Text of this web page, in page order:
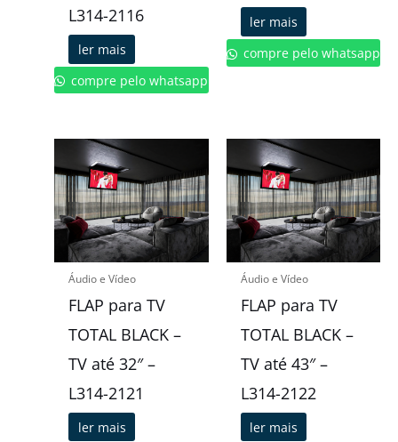
L314-2116
ler mais
compre pelo whatsapp
ler mais
compre pelo whatsapp
Áudio e Vídeo
FLAP para TV
TOTAL BLACK –
TV até 32″ –
L314-2121
ler mais
Áudio e Vídeo
FLAP para TV
TOTAL BLACK –
TV até 43″ –
L314-2122
ler mais